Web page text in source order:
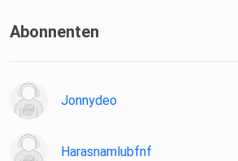
Abonnenten
Jonnydeo
Harasnamlubfnf